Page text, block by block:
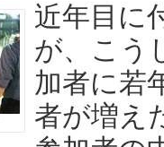
近年目に
が、こう
加者に若
者が増え